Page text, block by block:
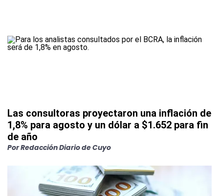
Las consultoras proyectaron una inflación de
1,8% para agosto y un dólar a $1.652 para fin
de año
PorRedacción Diario de Cuyo